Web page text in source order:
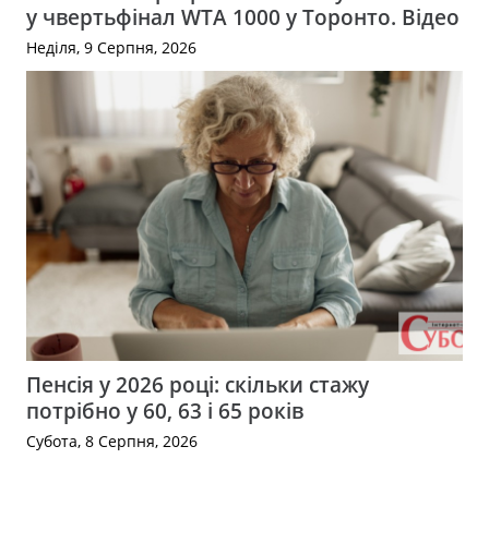
у чвертьфінал WTA 1000 у Торонто. Відео
Неділя, 9 Серпня, 2026
Пенсія у 2026 році: скільки стажу
потрібно у 60, 63 і 65 років
Субота, 8 Серпня, 2026